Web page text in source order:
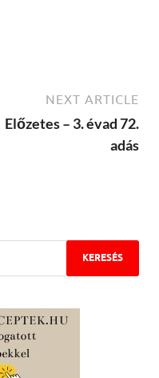
NEXT ARTICLE
Előzetes – 3. évad 72.
adás